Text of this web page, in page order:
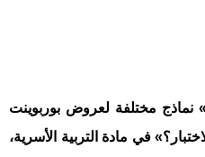
نماذج مختلفة لعروض بوربوينت
في مادة التربية الأسرية،